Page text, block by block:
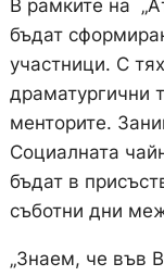
В рамките на
бъдат
участници. С
драматургични
менторите.
Социалната
бъдат в
съботни дни
„Знаем, че във